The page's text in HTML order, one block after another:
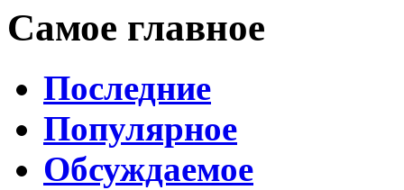
Самое главное
Последние
Популярное
Обсуждаемое